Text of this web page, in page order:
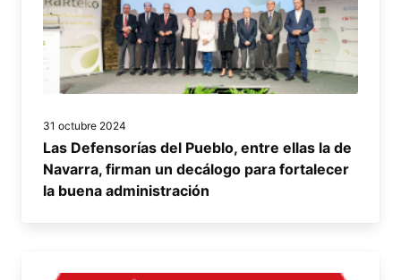
31 octubre 2024
Las Defensorías del Pueblo, entre ellas la de
Navarra, firman un decálogo para fortalecer
la buena administración